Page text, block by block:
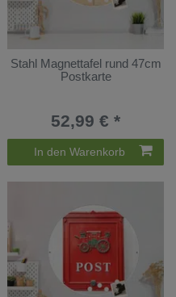
Stahl Magnettafel rund 47cm
Postkarte
52,99 € *
In den Warenkorb